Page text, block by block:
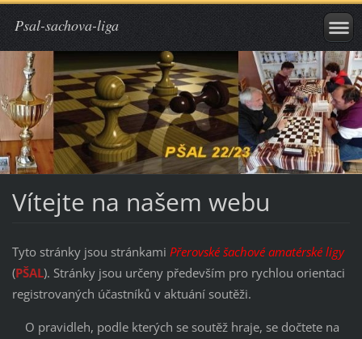
Psal-sachova-liga
Vítejte na našem webu
Tyto stránky jsou stránkami Přerovské šachové amatérské ligy
(PŠAL). Stránky jsou určeny především pro rychlou orientaci
registrovaných účastníků v aktuání soutěži.
O pravidleh, podle kterých se soutěž hraje, se dočtete na